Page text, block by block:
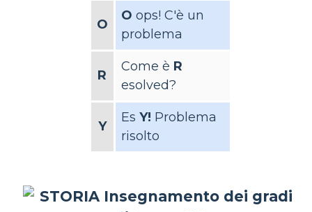
O
O ops! C'è un
problema
R
Come è R
esolved?
Y
Es Y! Problema
risolto